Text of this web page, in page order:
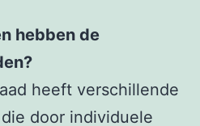
hebben de
heeft verschillende
door individuele